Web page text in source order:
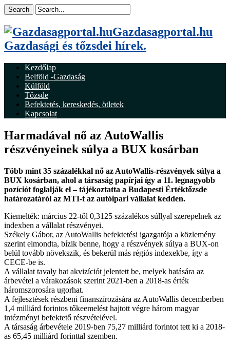
Gazdasagportal.hu
Gazdasági és tőzsdei hírek.
Kezdőlap
Belföld -Gazdaság
Külföld
Tőzsde
Befektetés, kereskedés, ötletek
Kapcsolat
Harmadával nő az AutoWallis
részvényeinek súlya a BUX kosárban
Több mint 35 százalékkal nő az AutoWallis-részvények súlya a
BUX kosárban, ahol a társaság papírjai így a 11. legnagyobb
pozíciót foglalják el – tájékoztatta a Budapesti Értéktőzsde
határozatáról az MTI-t az autóipari vállalat kedden.
Kiemelték: március 22-től 0,3125 százalékos súllyal szerepelnek az
indexben a vállalat részvényei.
Székely Gábor, az AutoWallis befektetési igazgatója a közlemény
szerint elmondta, bízik benne, hogy a részvények súlya a BUX-on
belül tovább növekszik, és bekerül más régiós indexekbe, így a
CECE-be is.
A vállalat tavaly hat akvizíciót jelentett be, melyek hatására az
árbevétel a várakozások szerint 2021-ben a 2018-as érték
háromszorosára ugorhat.
A fejlesztések részbeni finanszírozására az AutoWallis decemberben
1,4 milliárd forintos tőkeemelést hajtott végre három magyar
intézményi befektető részvételével.
A társaság árbevétele 2019-ben 75,27 milliárd forintot tett ki a 2018-
as 65,45 milliárd forinttal szemben.